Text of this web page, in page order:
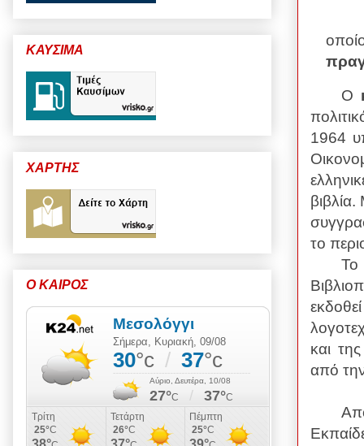
Ο
1964
βιβλία.
το
Το
και
από
ΚΑΥΣΙΜΑ
ΧΑΡΤΗΣ
Ο ΚΑΙΡΟΣ